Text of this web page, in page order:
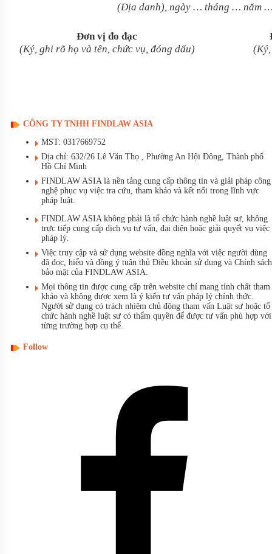
(Địa danh), ngày … tháng … năm
Đơn vị đo đạc
(Ký, ghi rõ họ và tên, chức vụ, đóng dấu)
CÔNG TY TNHH FINDLAW ASIA
MST: 0317669752
Địa chỉ: 632/26 Lê Văn Thọ , Phường An Hội Đông, Thành phố
Hồ Chí Minh
FINDLAW ASIA là nền tảng cung cấp thông tin và giải pháp công
nghệ phục vụ việc tra cứu, tham khảo và kết nối trong lĩnh vực
pháp luật.
FINDLAW ASIA không phải là tổ chức hành nghề luật sư, không
trực tiếp cung cấp dịch vụ tư vấn, đại diện hoặc giải quyết vụ việc
pháp lý.
Việc truy cập và sử dụng website đồng nghĩa với việc người dùng
đã đọc, hiểu và đồng ý tuân thủ Điều khoản sử dụng và Chính sách
bảo mật của FINDLAW ASIA.
Mọi thông tin được cung cấp trên website chỉ mang tính chất tham
khảo và không được xem là ý kiến tư vấn pháp lý chính thức.
Người sử dụng có trách nhiệm chủ động tham vấn Luật sư hoặc tổ
chức hành nghề luật sư có thẩm quyền để được tư vấn phù hợp với
từng trường hợp cụ thể.
Follow